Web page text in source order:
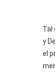
Tal
y
el